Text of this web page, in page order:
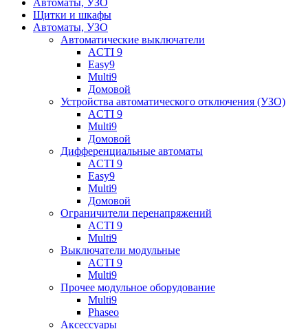
Автоматы, УЗО
Щитки и шкафы
Автоматы, УЗО
Автоматические выключатели
ACTI 9
Easy9
Multi9
Домовой
Устройства автоматического отключения (УЗО)
ACTI 9
Multi9
Домовой
Дифференциальные автоматы
ACTI 9
Easy9
Multi9
Домовой
Ограничители перенапряжений
ACTI 9
Multi9
Выключатели модульные
ACTI 9
Multi9
Прочее модульное оборудование
Multi9
Phaseo
Аксессуары